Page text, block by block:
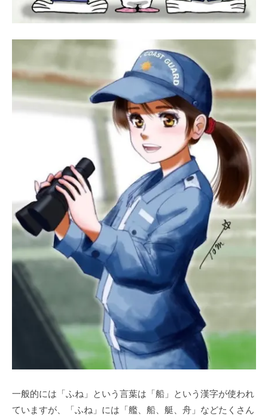
⼀般的には「ふね」という⾔葉は「船」という漢字が使われ
ていますが、「ふね」には「艦、船、艇、⾈」などたくさん